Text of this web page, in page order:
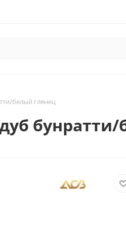
белый глянец
бунратти/